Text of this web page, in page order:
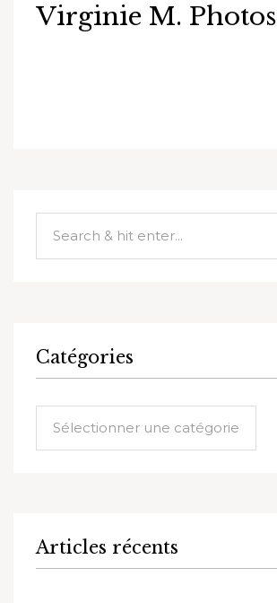
Virginie M. Photos
Catégories
Articles récents